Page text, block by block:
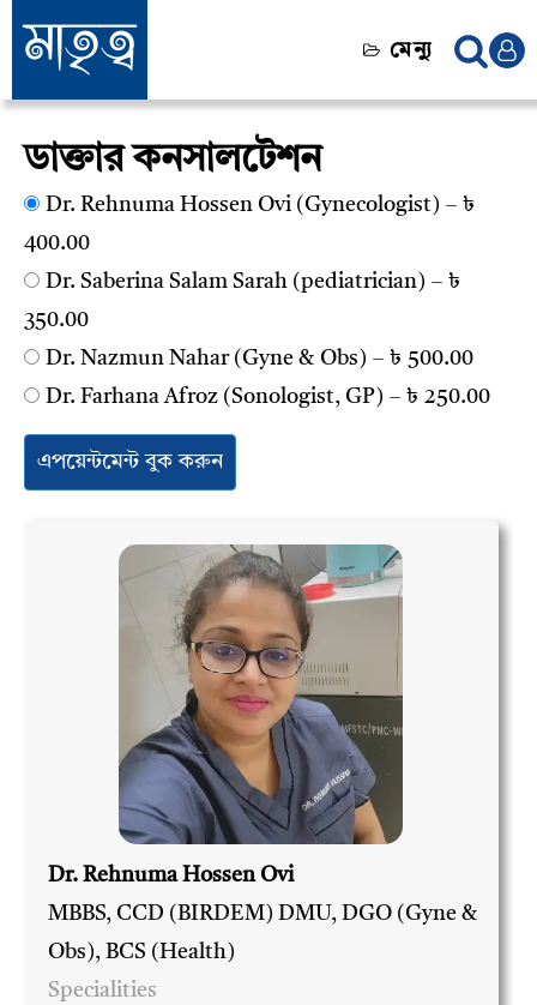
মেন্যু
ডাক্তার কনসালটেশন
Dr. Rehnuma Hossen Ovi (Gynecologist) – ৳
400.00
Dr. Saberina Salam Sarah (pediatrician) – ৳
350.00
Dr. Nazmun Nahar (Gyne & Obs) – ৳ 500.00
Dr. Farhana Afroz (Sonologist, GP) – ৳ 250.00
এপয়েন্টমেন্ট বুক করুন
Dr. Rehnuma Hossen Ovi
MBBS, CCD (BIRDEM) DMU, DGO (Gyne &
Obs), BCS (Health)
Specialities